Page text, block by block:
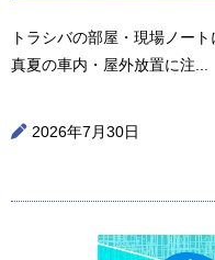
トラシバの部屋・現場ノー
真夏の車内・屋外放置に注...
2026年7月30日